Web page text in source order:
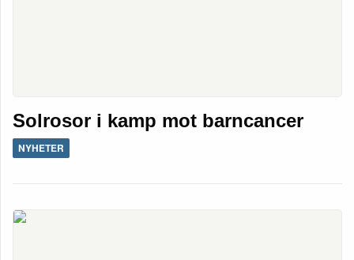
Solrosor i kamp mot barncancer
NYHETER